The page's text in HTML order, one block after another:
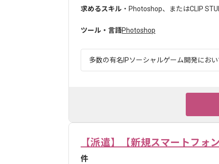
求めるスキル ・Photoshop、またはCLIP
ツール・言語Photoshop
多数の有名IPソーシャルゲーム開発にお
【派遣】【新規スマートフォ
件